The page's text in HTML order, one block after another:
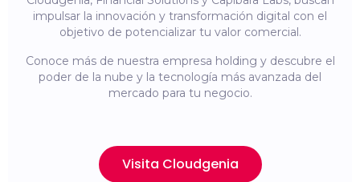
impulsar la innovación y transformación digital con el
objetivo de potencializar tu valor comercial.
Conoce más de nuestra empresa holding y descubre el
poder de la nube y la tecnología más avanzada del
mercado para tu negocio.
Visita Cloudgenia